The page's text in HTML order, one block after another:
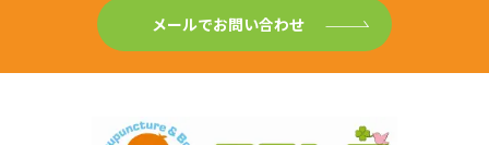
メールでお問い合わせ